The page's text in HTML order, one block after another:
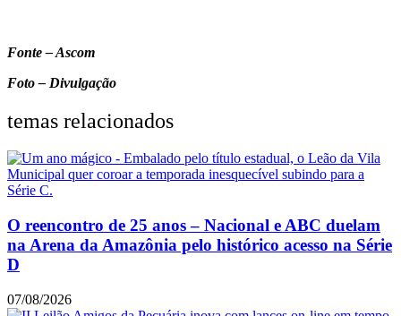
Fonte – Ascom
Foto – Divulgação
temas relacionados
O reencontro de 25 anos – Nacional e ABC duelam
na Arena da Amazônia pelo histórico acesso na Série
D
07/08/2026